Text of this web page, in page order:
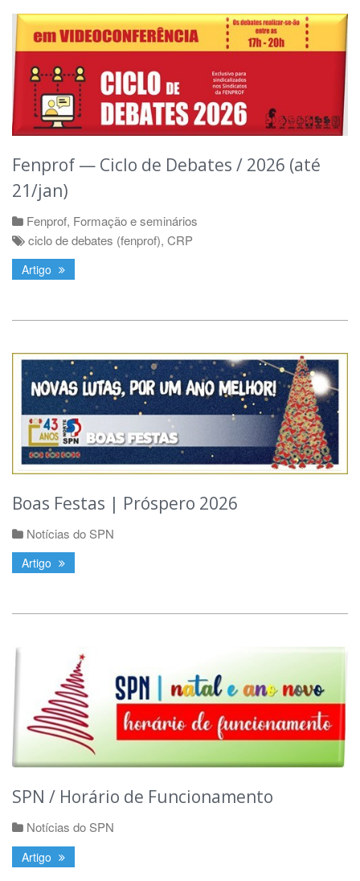
Fenprof — Ciclo de Debates / 2026 (até
21/jan)
Fenprof, Formação e seminários
ciclo de debates (fenprof), CRP
Artigo
Boas Festas | Próspero 2026
Notícias do SPN
Artigo
SPN / Horário de Funcionamento
Notícias do SPN
Artigo